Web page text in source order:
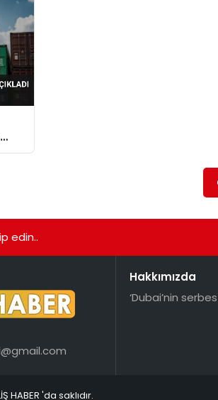
edin..
Hakkımızda
‘Dubai’nin
HABER 'da saklıdır.